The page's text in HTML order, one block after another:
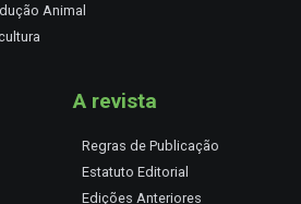
Animal
A revista
Regras de Publicação
Estatuto Editorial
Edições Anteriores